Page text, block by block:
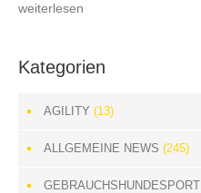
weiterlesen
Kategorien
AGILITY (13)
ALLGEMEINE NEWS (245)
GEBRAUCHSHUNDESPORT